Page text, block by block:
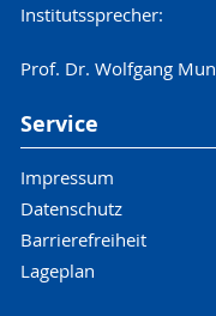
Institutssprecher:
Prof. Dr. Wolfgang
Service
Impressum
Datenschutz
Barrierefreiheit
Lageplan